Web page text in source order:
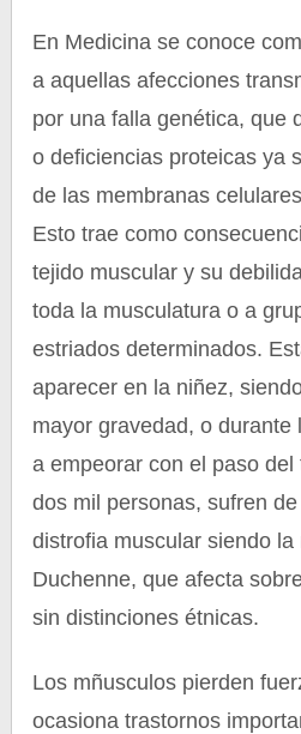
En Medicina se conoce
a aquellas afecciones
por una falla genética, que
o deficiencias proteicas ya
de las membranas
Esto trae como
tejido muscular y su
toda la musculatura o a
estriados determinados.
aparecer en la niñez,
mayor gravedad, o durante
a empeorar con el paso
dos mil personas, sufren
distrofia muscular siendo
Duchenne, que afecta
sin distinciones étnicas.
Los mñusculos pierden
ocasiona trastornos